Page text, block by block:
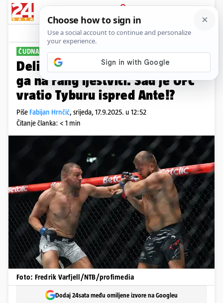
PRIJAVA
Sport Komentari
ČUDNA SITUACIJA
Delija razbio Poljaka i preskočio
ga na rang ljestvici. Sad je UFC
vratio Tyburu ispred Ante!?
Piše Fabijan Hrnčić, srijeda, 17.9.2025. u 12:52
Čitanje članka: < 1 min
Foto: Fredrik Varfjell/NTB/profimedia
Dodaj 24sata među omiljene izvore na Googleu